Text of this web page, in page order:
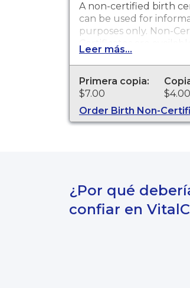
A non-certified birth
can be used for
purposes only. Non-
Certificates are
that occurred in
from 1876 to present.
Leer más...
Primera copia:
$7.00
$4.00
Order Birth Non-
¿Por qué
confiar en